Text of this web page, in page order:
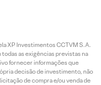
XP Investimentos CCTVM S.A.
as exigências previstas na
fornecer informações que
decisão de investimento, não
de compra e/ou venda de